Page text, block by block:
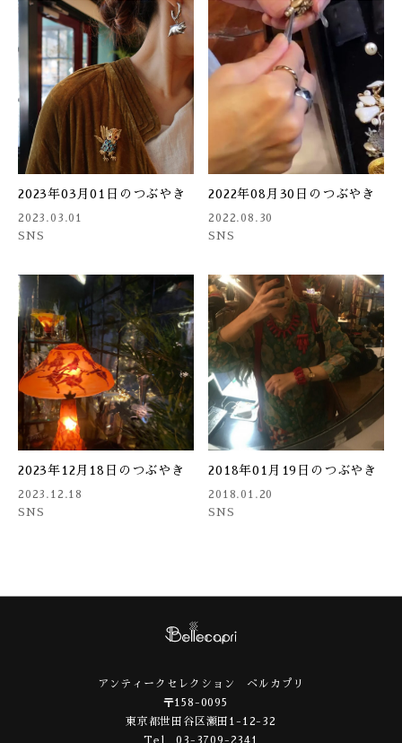
2023年03月01日のつぶやき
2023.03.01
SNS
2022年08月30日のつぶやき
2022.08.30
SNS
2023年12月18日のつぶやき
2023.12.18
SNS
2018年01月19日のつぶやき
2018.01.20
SNS
アンティークセレクション ベルカプリ
〒158-0095
東京都世田谷区瀬田1-12-32
Tel 03-3709-2341